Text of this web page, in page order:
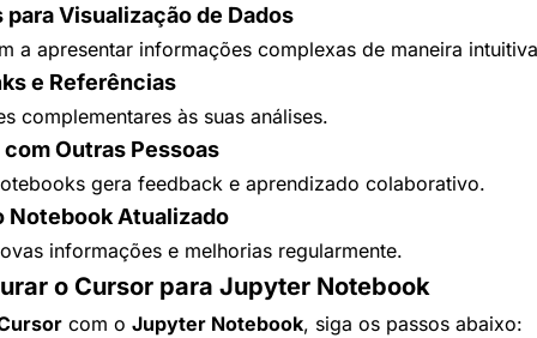
para Visualização de Dados
a apresentar informações complexas de maneira
e Referências
complementares às suas análises.
Outras Pessoas
gera feedback e aprendizado colaborativo.
Notebook Atualizado
informações e melhorias regularmente.
o Cursor para Jupyter Notebook
com o Jupyter Notebook, siga os passos abaixo: